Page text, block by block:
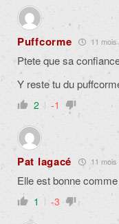
Puffcorme 11 mois
Ptete que sa
Y reste tu du
2 -1
Pat lagacé 11 mois
Elle est bonne
1 -3